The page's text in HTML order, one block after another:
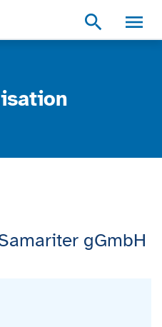
search
gGmbH